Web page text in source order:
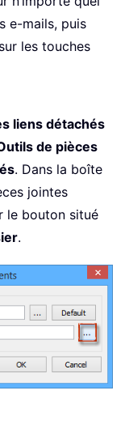
e-mails, puis
les touches
liens détachés
de pièces
. Dans la boîte
jointes
le bouton situé
.